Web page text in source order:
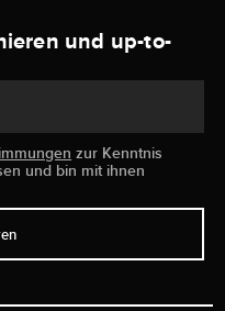
und up-to-
zur Kenntnis
und bin mit ihnen